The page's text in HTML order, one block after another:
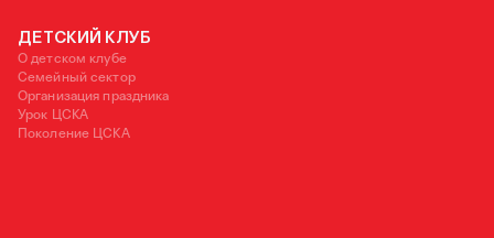
ДЕТСКИЙ КЛУБ
О детском клубе
Семейный сектор
Организация праздника
Урок ЦСКА
Поколение ЦСКА